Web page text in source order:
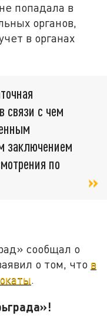
попадала в
органов,
в органах
связи с чем
заключением
по
сообщал о
о том, что в
.